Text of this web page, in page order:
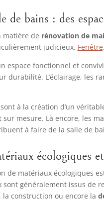
de bains : des
matière de rénovation de
judicieux.
espace fonctionnel et
L’éclairage, les
à la création d’un
mesure. Là encore, les
à faire de la salle de
écologiques
de matériaux écologiques
sont généralement issus de
la construction ou encore la